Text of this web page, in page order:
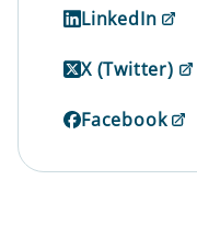
LinkedIn
X (Twitter)
Facebook